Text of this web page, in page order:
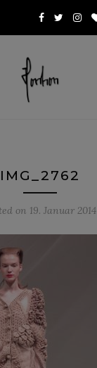
IMG_2762
on 19. Januar 2014